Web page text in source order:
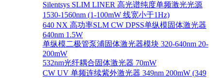
Silentsys SLIM LINER 高光谱纯度单频激光光源
1530-1560nm (1-100mW 线宽小于1Hz)
640 NX 高功率SLM CW DPSS单纵模固体激光器
640nm 1.5W
单纵模二极管泵浦固体激光器模块 320-640nm 20-
200mW
532nm光纤耦合固体激光器 70mW
CW UV 单频连续紫外激光器 349nm 200mW (349